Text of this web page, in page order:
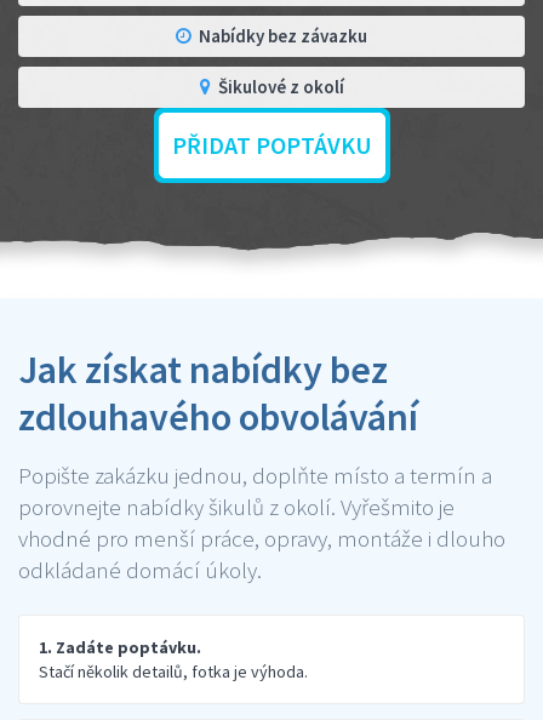
Nabídky bez závazku
Šikulové z okolí
PŘIDAT POPTÁVKU
Jak získat nabídky bez
zdlouhavého obvolávání
Popište zakázku jednou, doplňte místo a termín a
porovnejte nabídky šikulů z okolí. Vyřešmito je
vhodné pro menší práce, opravy, montáže i dlouho
odkládané domácí úkoly.
1. Zadáte poptávku.
Stačí několik detailů, fotka je výhoda.